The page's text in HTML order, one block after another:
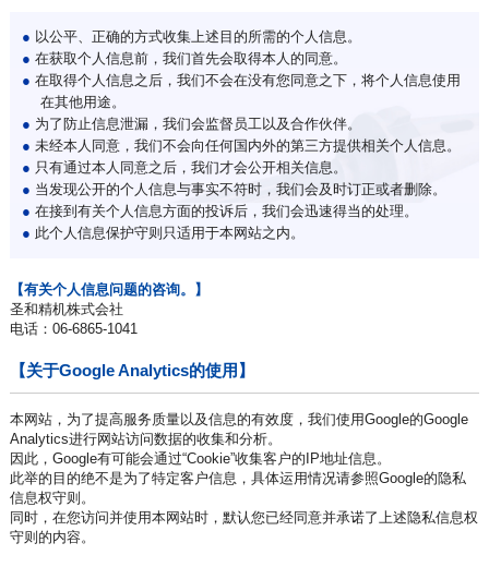
● 以公平、正确的方式收集上述目的所需的个人信息。
● 在获取个人信息前，我们首先会取得本人的同意。
● 在取得个人信息之后，我们不会在没有您同意之下，将个人信息使用
在其他用途。
● 为了防止信息泄漏，我们会监督员工以及合作伙伴。
● 未经本人同意，我们不会向任何国内外的第三方提供相关个人信息。
● 只有通过本人同意之后，我们才会公开相关信息。
● 当发现公开的个人信息与事实不符时，我们会及时订正或者删除。
● 在接到有关个人信息方面的投诉后，我们会迅速得当的处理。
● 此个人信息保护守则只适用于本网站之内。
【有关个人信息问题的咨询。】
圣和精机株式会社
电话：06-6865-1041
【关于Google Analytics的使用】
本网站，为了提高服务质量以及信息的有效度，我们使用Google的Google
Analytics进行网站访问数据的收集和分析。
因此，Google有可能会通过“Cookie”收集客户的IP地址信息。
此举的目的绝不是为了特定客户信息，具体运用情况请参照Google的隐私
信息权守则。
同时，在您访问并使用本网站时，默认您已经同意并承诺了上述隐私信息权
守则的内容。